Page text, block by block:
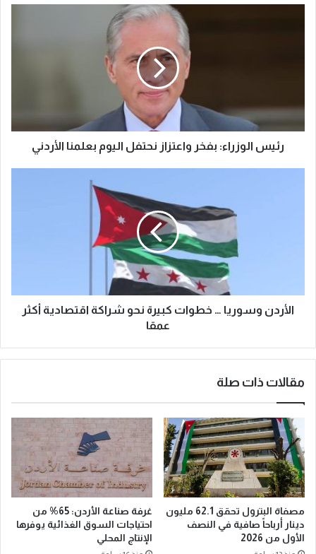
رئيس الوزراء: بفخر واعتزاز نحتفل اليوم بعلمنا الأردني
الأردن وسوريا … خطوات كبيرة نحو شراكة اقتصادية أكثر
عمقا
مقالات ذات صلة
مصفاة البترول تحقق 62.1 مليون
دينار أرباحاً صافية في النصف
الأول من 2026
غرفة صناعة الأردن: 65% من
احتياجات السوق الغذائية يوفرها
الإنتاج المحلي